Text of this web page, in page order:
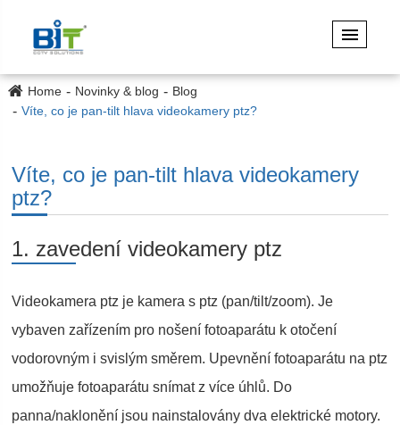
Home Novinky & blog
Blog
Víte, co je pan-tilt hlava videokamery ptz?
Víte, co je pan-tilt hlava videokamery
ptz?
1. zavedení videokamery ptz
Videokamera ptz je kamera s ptz (pan/tilt/zoom). Je
vybaven zařízením pro nošení fotoaparátu k otočení
vodorovným i svislým směrem. Upevnění fotoaparátu na ptz
umožňuje fotoaparátu snímat z více úhlů. Do
panna/naklonění jsou nainstalovány dva elektrické motory.